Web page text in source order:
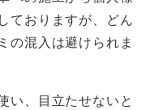
ておりますが、どん
の混入は避けられま
い、目立たせないと